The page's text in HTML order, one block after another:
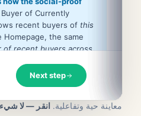
معاينة حية وتفاعلية. انقر — لا